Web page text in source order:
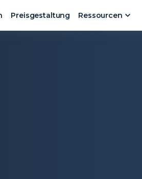
Preisgestaltung Ressourcen